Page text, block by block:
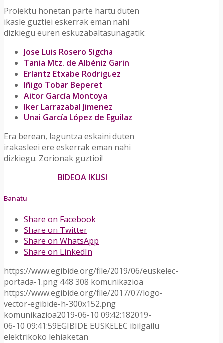
Proiektu honetan parte hartu duten
ikasle guztiei eskerrak eman nahi
dizkiegu euren eskuzabaltasunagatik:
Jose Luis Rosero Sigcha
Tania Mtz. de Albéniz Garin
Erlantz Etxabe Rodriguez
Iñigo Tobar Beperet
Aitor García Montoya
Iker Larrazabal Jimenez
Unai García López de Eguilaz
Era berean, laguntza eskaini duten
irakasleei ere eskerrak eman nahi
dizkiegu. Zorionak guztioi!
BIDEOA IKUSI
Banatu
Share on Facebook
Share on Twitter
Share on WhatsApp
Share on LinkedIn
https://www.egibide.org/file/2019/06/euskelec-
portada-1.png 448 308 komunikazioa
https://www.egibide.org/file/2017/07/logo-
vector-egibide-h-300x152.png
komunikazioa2019-06-10 09:42:182019-
06-10 09:41:59EGIBIDE EUSKELEC ibilgailu
elektrikoko lehiaketan